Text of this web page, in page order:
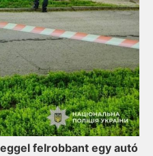
felrobbant egy autó